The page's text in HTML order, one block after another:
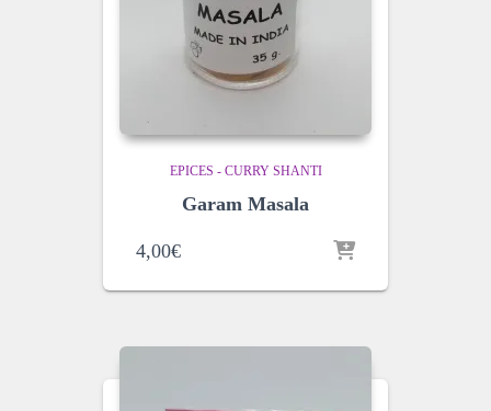
EPICES - CURRY SHANTI
Garam Masala
4,00€